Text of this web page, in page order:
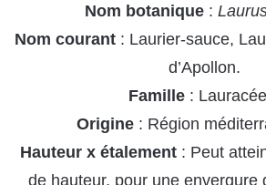
Nom botanique :
Nom courant: Laurier-sauce,
d’Apollon.
Famille :
Origine: Région
Hauteur x étalement : Peut
de hauteur, pour une envergure